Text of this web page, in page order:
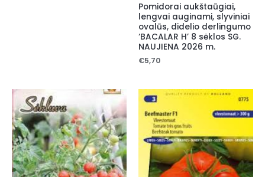
Pomidorai aukštaūgiai,
lengvai auginami, slyviniai
ovalūs, didelio derlingumo
‘BACALAR H’ 8 sėklos SG.
NAUJIENA 2026 m.
€5,70